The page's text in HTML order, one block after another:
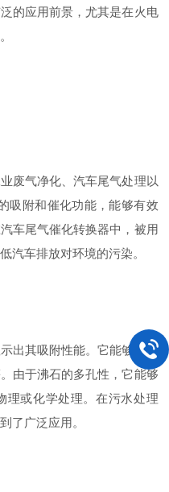
的应用前景，尤其是在火电
气净化、汽车尾气处理以
吸附和催化功能，能够有效
车尾气催化转换器中，被用
汽车排放对环境的污染。
其吸附性能。它能够去除
由于沸石的多孔性，它能够
理或化学处理。在污水处理
了广泛应用。